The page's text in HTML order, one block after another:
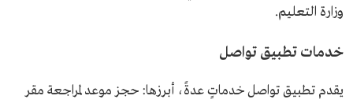
وزارة التعليم.
خدمات تطبيق تواصل
يقدم تطبيق تواصل خدماتٍ عدةً، أبرزها: حجز موعد لمراجعة مقر